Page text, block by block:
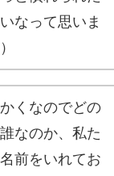
なって思いま
くなのでどの
なのか、私た
前をいれてお